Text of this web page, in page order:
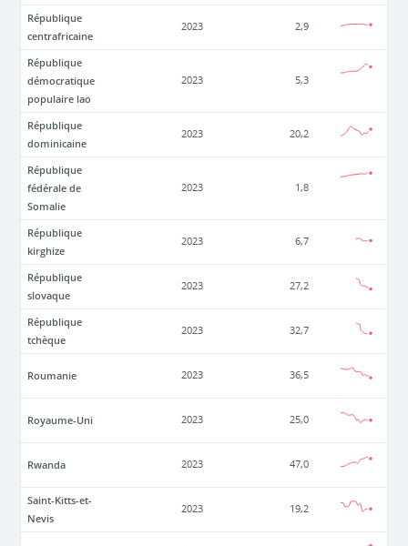
République
centrafricaine
2023 2,9
République
démocratique
populaire lao
2023 5,3
République
dominicaine
2023 20,2
République
fédérale de
Somalie
2023 1,8
République
kirghize
2023 6,7
République
slovaque
2023 27,2
République
tchèque
2023 32,7
Roumanie 2023 36,5
Royaume-Uni 2023 25,0
Rwanda 2023 47,0
Saint-Kitts-et-
Nevis
2023 19,2